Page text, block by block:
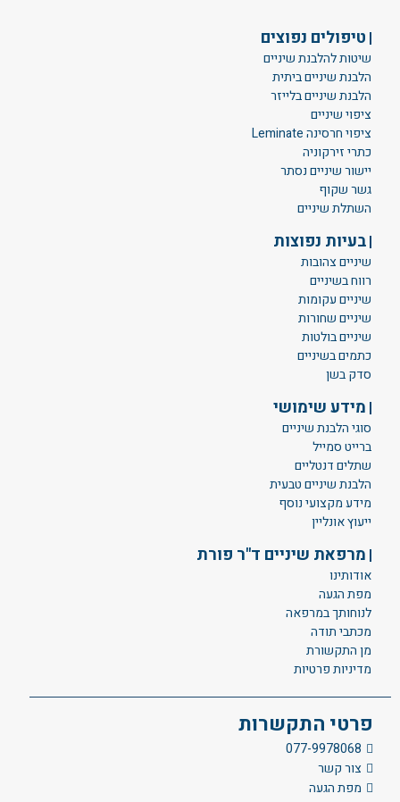
טיפולים נפוצים
שיטות להלבנת שיניים
הלבנת שיניים ביתית
הלבנת שיניים בלייזר
ציפוי שיניים
ציפוי חרסינה Leminate
כתרי זירקוניה
יישור שיניים נסתר
גשר שקוף
השתלת שיניים
בעיות נפוצות
שיניים צהובות
רווח בשיניים
שיניים עקומות
שיניים שחורות
שיניים בולטות
כתמים בשיניים
סדק בשן
מידע שימושי
סוגי הלבנת שיניים
ברייט סמייל
שתלים דנטליים
הלבנת שיניים טבעית
מידע מקצועי נוסף
ייעוץ אונליין
מרפאת שיניים ד"ר פורת
אודותינו
מפת הגעה
לנוחותך במרפאה
מכתבי תודה
מן התקשורת
מדיניות פרטיות
פרטי התקשרות
077-9978068
צור קשר
מפת הגעה